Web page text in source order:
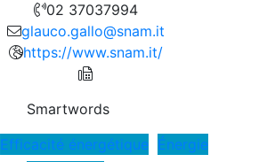
02 37037994
glauco.gallo@snam.it
https://www.snam.it/
Smartwords
Efficacité énergétique Énergie